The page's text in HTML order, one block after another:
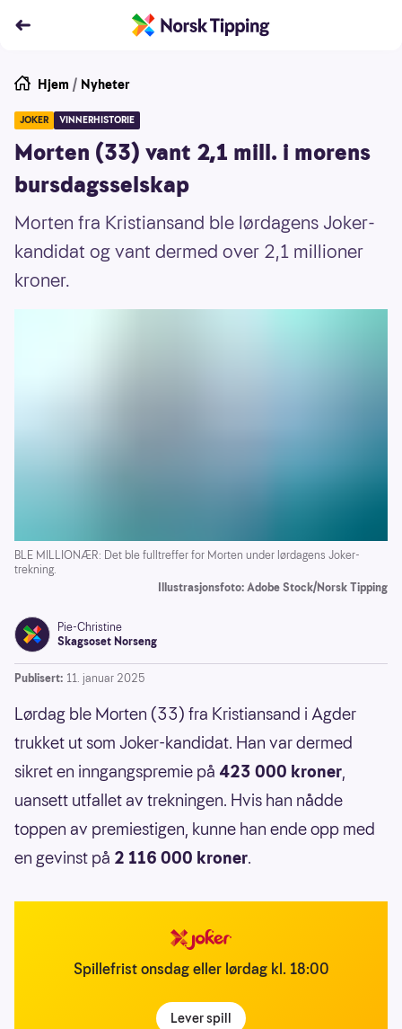
Hjem / Nyheter
JOKER VINNERHISTORIE
Morten (33) vant 2,1 mill. i morens
bursdagsselskap
Morten fra Kristiansand ble lørdagens Joker-
kandidat og vant dermed over 2,1 millioner
kroner.
BLE MILLIONÆR: Det ble fulltreffer for Morten under lørdagens Joker-
trekning.
Illustrasjonsfoto: Adobe Stock/Norsk Tipping
Pie-Christine
Skagsoset Norseng
Publisert: 11. januar 2025
Lørdag ble Morten (33) fra Kristiansand i Agder
trukket ut som Joker-kandidat. Han var dermed
sikret en inngangspremie på 423 000 kroner,
uansett utfallet av trekningen. Hvis han nådde
toppen av premiestigen, kunne han ende opp med
en gevinst på 2 116 000 kroner.
Spillefrist onsdag eller lørdag kl. 18:00
Lever spill